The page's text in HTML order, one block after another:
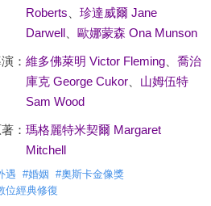
Roberts
珍達威爾 Jane
Darwell、 歐娜蒙森 Ona Munson
： 維多佛萊明 Victor Fleming、 喬治
庫克 George Cukor、 山姆伍特
Sam Wood
： 瑪格麗特米契爾 Margaret
Mitchell
遇 #婚姻 #奧斯卡金像獎
位經典修復